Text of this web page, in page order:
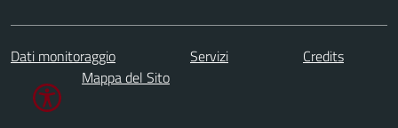
Dati monitoraggio Servizi
Credits
Mappa del Sito